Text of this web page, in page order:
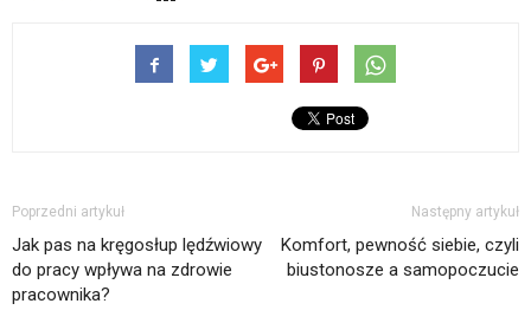
Poprzedni artykuł
Jak pas na kręgosłup lędźwiowy
do pracy wpływa na zdrowie
pracownika?
Następny artykuł
Komfort, pewność siebie, czyli
biustonosze a samopoczucie